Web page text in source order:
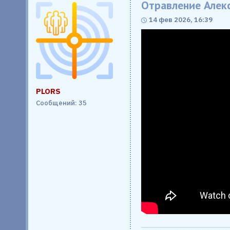
PLORS
Сообщений: 35
Отравление
14 фев 2026, 16:39